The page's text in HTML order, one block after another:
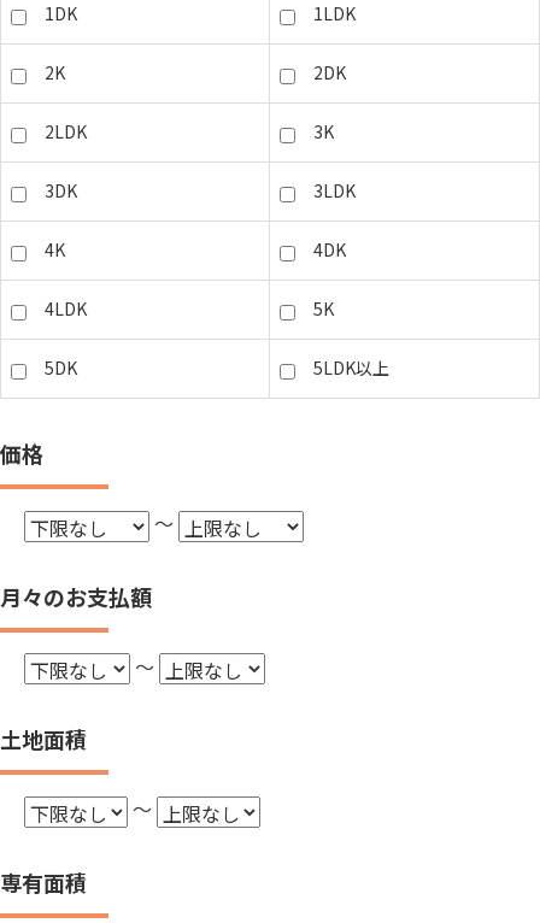
1DK 1LDK
2K 2DK
2LDK 3K
3DK 3LDK
4K 4DK
4LDK 5K
5DK 5LDK以上
価格
～
月々のお支払額
～
土地面積
～
専有面積